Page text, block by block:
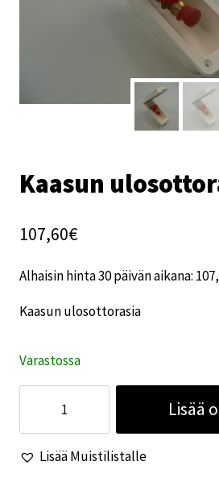
Kaasun
107,60€
Alhaisin hinta 30 päivän aikana:
Kaasun ulosottorasia
Varastossa
ulosottorasia
määrä
Lisää
Lisää Muistilistalle